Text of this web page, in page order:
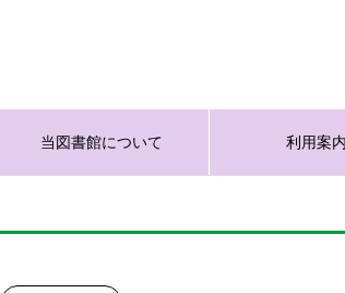
当図書館について 利用案内